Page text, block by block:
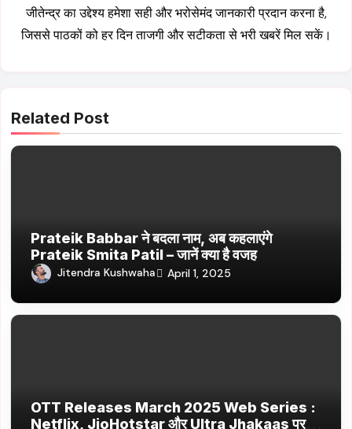
जीतेन्द्र का उद्देश्य हमेशा सही और भरोसेमंद जानकारी प्रदान करना है,
जिससे पाठकों को हर दिन ताजगी और सटीकता से भरी खबरें मिल सकें।
Related Post
Prateik Babbar ने बदला नाम, अब कहलाएंगे
Prateik Smita Patil – जानें क्या है वजह
Jitendra Kushwaha April 1, 2025
OTT Releases March 2025 Web Series :
Netflix, JioHotstar और Ultra Jhakaas पर